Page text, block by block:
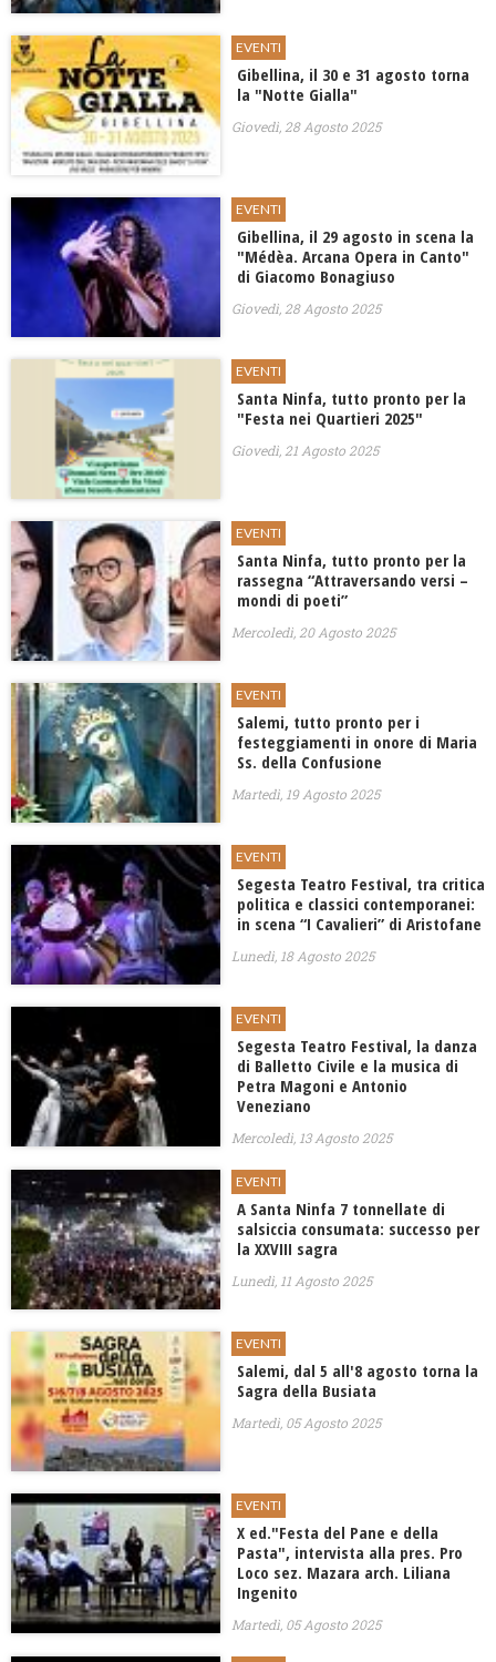
EVENTI
Gibellina, il 30 e 31 agosto torna
la "Notte Gialla"
Giovedì, 28 Agosto 2025
EVENTI
Gibellina, il 29 agosto in scena la ​
"Médèa. Arcana Opera in Canto"
di Giacomo Bonagiuso
Giovedì, 28 Agosto 2025
EVENTI
Santa Ninfa, tutto pronto per la
"Festa nei Quartieri 2025"
Giovedì, 21 Agosto 2025
EVENTI
Santa Ninfa, tutto pronto per la
rassegna “Attraversando versi –
mondi di poeti”
Mercoledì, 20 Agosto 2025
EVENTI
Salemi, tutto pronto per i
festeggiamenti in onore di Maria
Ss. della Confusione
Martedì, 19 Agosto 2025
EVENTI
Segesta Teatro Festival, tra critica
politica e classici contemporanei:
in scena “I Cavalieri” di Aristofane
Lunedì, 18 Agosto 2025
EVENTI
Segesta Teatro Festival, la danza
di Balletto Civile e la musica di
Petra Magoni e Antonio
Veneziano
Mercoledì, 13 Agosto 2025
EVENTI
A Santa Ninfa 7 tonnellate di
salsiccia consumata: successo per
la XXVIII sagra
Lunedì, 11 Agosto 2025
EVENTI
Salemi, dal 5 all'8 agosto torna la
Sagra della Busiata
Martedì, 05 Agosto 2025
EVENTI
X ed."Festa del Pane e della
Pasta", intervista alla pres. Pro
Loco sez. Mazara arch. Liliana
Ingenito
Martedì, 05 Agosto 2025